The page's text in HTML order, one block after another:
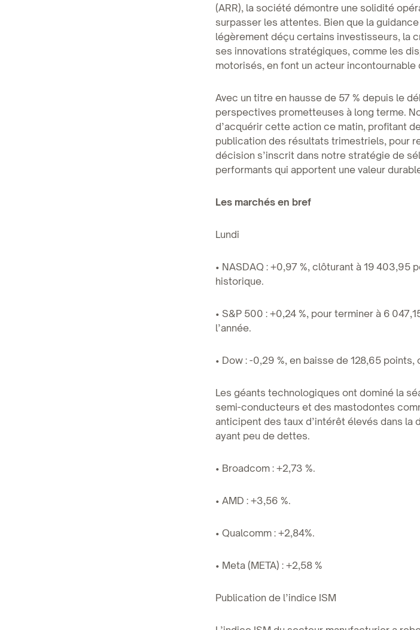
(ARR), la société démontre une solidité
surpasser les attentes. Bien que la
légèrement déçu certains investisseurs, la
ses innovations stratégiques, comme les
motorisés, en font un acteur incontournable
Avec un titre en hausse de 57 % depuis le
perspectives prometteuses à long terme.
d’acquérir cette action ce matin, profitant
publication des résultats trimestriels, pour
décision s’inscrit dans notre stratégie de
performants qui apportent une valeur
Les marchés en bref
Lundi
• NASDAQ : +0,97 %, clôturant à 19 403,95
historique.
• S&P 500 : +0,24 %, pour terminer à 6
l’année.
• Dow : -0,29 %, en baisse de 128,65
Les géants technologiques ont dominé la
semi-conducteurs et des mastodontes
anticipent des taux d’intérêt élevés dans la
ayant peu de dettes.
• Broadcom : +2,73 %.
• AMD : +3,56 %.
• Qualcomm : +2,84%.
• Meta (META) : +2,58 %
Publication de l’indice ISM